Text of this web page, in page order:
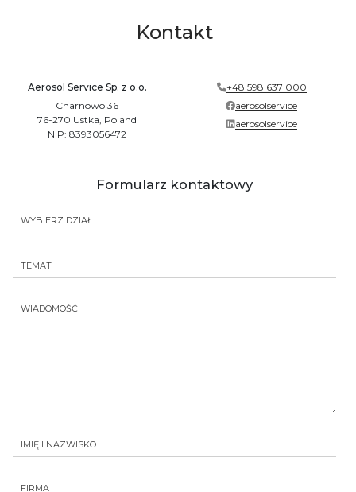
Kontakt
Aerosol Service Sp. z o.o.
Charnowo 36
76-270 Ustka, Poland
NIP: 8393056472
+48 598 637 000
aerosolservice
aerosolservice
Formularz kontaktowy